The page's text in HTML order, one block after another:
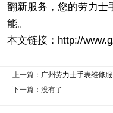
翻新服务，您的劳力士
能。
本文链接：http://
上一篇： 广州劳力士手表维修
下一篇：没有了